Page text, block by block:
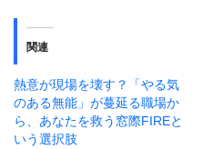
関連
熱意が現場を壊す？「やる気
のある無能」が蔓延る職場か
ら、あなたを救う窓際FIREと
いう選択肢